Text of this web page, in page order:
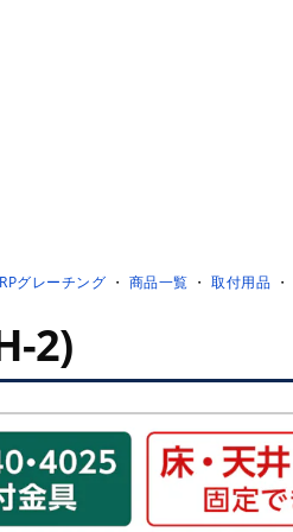
グレーチング ・ 商品一覧 ・取付用品 ・
2)